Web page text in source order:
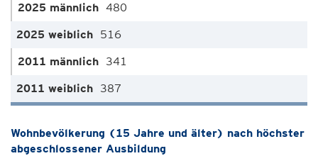
480
516
341
387
Wohnbevölkerung (15 Jahre und älter) nach höchster
abgeschlossener Ausbildung